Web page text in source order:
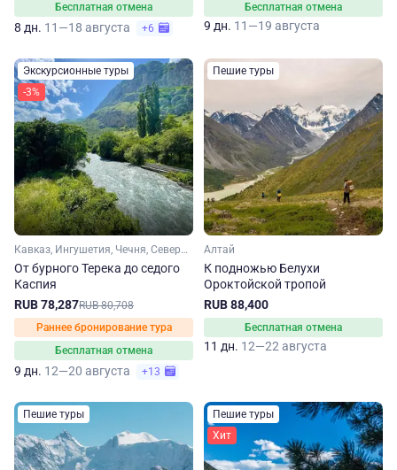
Бесплатная отмена
8 дн. 11—18 августа +6
Бесплатная отмена
9 дн. 11—19 августа
Экскурсионные туры
-3%
Кавказ, Ингушетия, Чечня, Северная Осетия, Дагестан
От бурного Терека до седого
Каспия
RUB 78,287RUB 80,708
Раннее бронирование тура
Бесплатная отмена
9 дн. 12—20 августа +13
Пешие туры
Алтай
К подножью Белухи
Ороктойской тропой
RUB 88,400
Бесплатная отмена
11 дн. 12—22 августа
Пешие туры
Пешие туры
Хит